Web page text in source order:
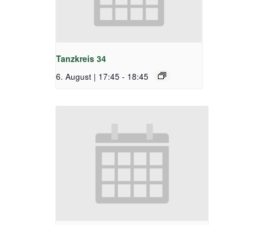
Tanzkreis 34
6. August | 17:45 - 18:45